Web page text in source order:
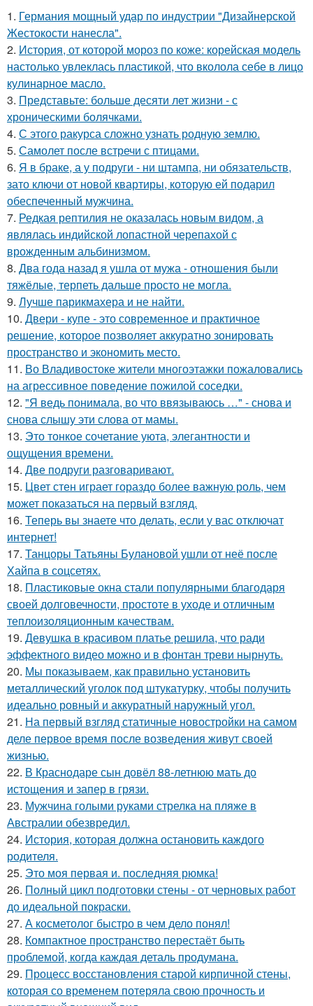
1. Германия мощный удар по индустрии "Дизайнерской
Жестокости нанесла".
2. История, от которой мороз по коже: корейская модель
настолько увлеклась пластикой, что вколола себе в лицо
кулинарное масло.
3. Представьте: больше десяти лет жизни - с
хроническими болячками.
4. С этого ракурса сложно узнать родную землю.
5. Самолет после встречи с птицами.
6. Я в браке, а у подруги - ни штампа, ни обязательств,
зато ключи от новой квартиры, которую ей подарил
обеспеченный мужчина.
7. Редкая рептилия не оказалась новым видом, а
являлась индийской лопастной черепахой с
врожденным альбинизмом.
8. Два года назад я ушла от мужа - отношения были
тяжёлые, терпеть дальше просто не могла.
9. Лучше парикмахера и не найти.
10. Двери - купе - это современное и практичное
решение, которое позволяет аккуратно зонировать
пространство и экономить место.
11. Во Владивостоке жители многоэтажки пожаловались
на агрессивное поведение пожилой соседки.
12. "Я ведь понимала, во что ввязываюсь …" - снова и
снова слышу эти слова от мамы.
13. Это тонкое сочетание уюта, элегантности и
ощущения времени.
14. Две подруги разговаривают.
15. Цвет стен играет гораздо более важную роль, чем
может показаться на первый взгляд.
16. Теперь вы знаете что делать, если у вас отключат
интернет!
17. Танцоры Татьяны Булановой ушли от неё после
Хайпа в соцсетях.
18. Пластиковые окна стали популярными благодаря
своей долговечности, простоте в уходе и отличным
теплоизоляционным качествам.
19. Девушка в красивом платье решила, что ради
эффектного видео можно и в фонтан треви нырнуть.
20. Мы показываем, как правильно установить
металлический уголок под штукатурку, чтобы получить
идеально ровный и аккуратный наружный угол.
21. На первый взгляд статичные новостройки на самом
деле первое время после возведения живут своей
жизнью.
22. В Краснодаре сын довёл 88-летнюю мать до
истощения и запер в грязи.
23. Мужчина голыми руками стрелка на пляже в
Австралии обезвредил.
24. История, которая должна остановить каждого
родителя.
25. Это моя первая и. последняя рюмка!
26. Полный цикл подготовки стены - от черновых работ
до идеальной покраски.
27. А косметолог быстро в чем дело понял!
28. Компактное пространство перестаёт быть
проблемой, когда каждая деталь продумана.
29. Процесс восстановления старой кирпичной стены,
которая со временем потеряла свою прочность и